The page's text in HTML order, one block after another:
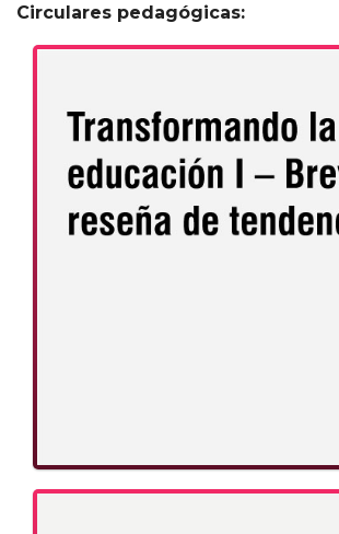
Circulares pedagógicas: